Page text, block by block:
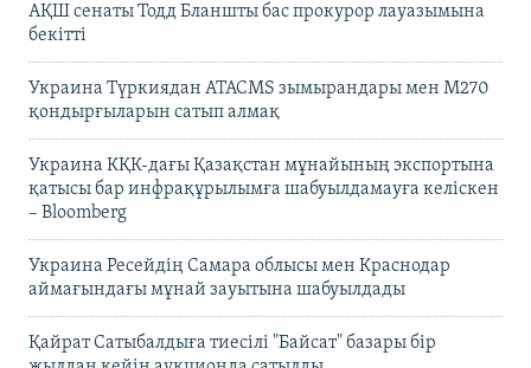
АҚШ сенаты Тодд Бланшты бас прокурор лауазымына
бекітті
Украина Түркиядан ATACMS зымырандары мен M270
қондырғыларын сатып алмақ
Украина КҚК-дағы Қазақстан мұнайының экспортына
қатысы бар инфрақұрылымға шабуылдамауға келіскен
– Bloomberg
Украина Ресейдің Самара облысы мен Краснодар
аймағындағы мұнай зауытына шабуылдады
Қайрат Сатыбалдыға тиесілі "Байсат" базары бір